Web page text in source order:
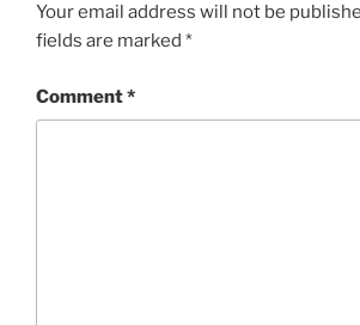
Your email address will not be
fields are marked *
Comment*